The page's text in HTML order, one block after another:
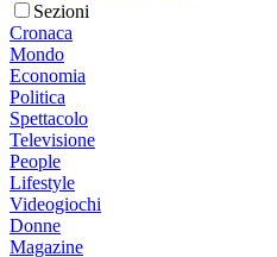
Sezioni
Cronaca
Mondo
Economia
Politica
Spettacolo
Televisione
People
Lifestyle
Videogiochi
Donne
Magazine